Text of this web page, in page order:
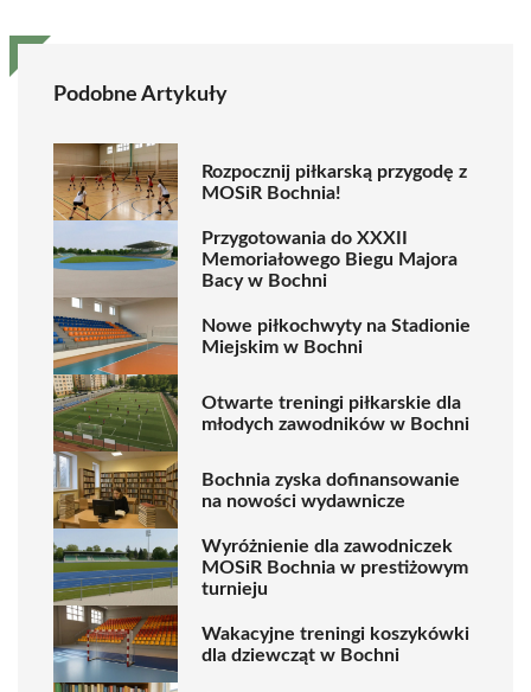
Podobne Artykuły
Rozpocznij piłkarską przygodę z
MOSiR Bochnia!
Przygotowania do XXXII
Memoriałowego Biegu Majora
Bacy w Bochni
Nowe piłkochwyty na Stadionie
Miejskim w Bochni
Otwarte treningi piłkarskie dla
młodych zawodników w Bochni
Bochnia zyska dofinansowanie
na nowości wydawnicze
Wyróżnienie dla zawodniczek
MOSiR Bochnia w prestiżowym
turnieju
Wakacyjne treningi koszykówki
dla dziewcząt w Bochni